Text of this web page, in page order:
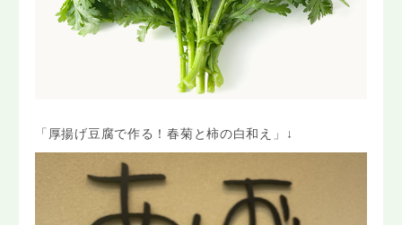
「厚揚げ豆腐で作る！春菊と柿の白和え」↓